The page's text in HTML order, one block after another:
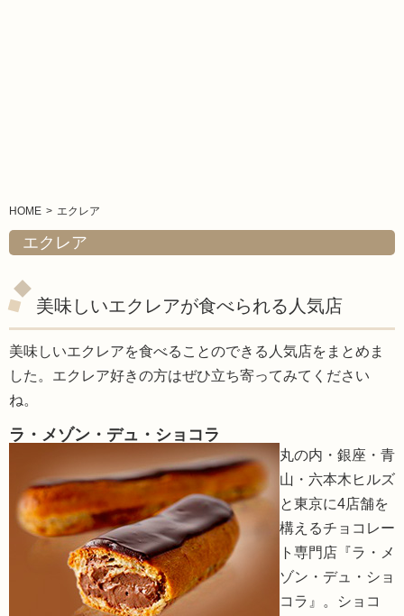
HOME エクレア
エクレア
美味しいエクレアが食べられる人気店
美味しいエクレアを食べることのできる人気店をまとめま
した。エクレア好きの方はぜひ立ち寄ってみてください
ね。
ラ・メゾン・デュ・ショコラ
丸の内・銀座・青
山・六本木ヒルズ
と東京に4店舗を
構えるチョコレー
ト専門店『ラ・メ
ゾン・デュ・ショ
コラ』。ショコ